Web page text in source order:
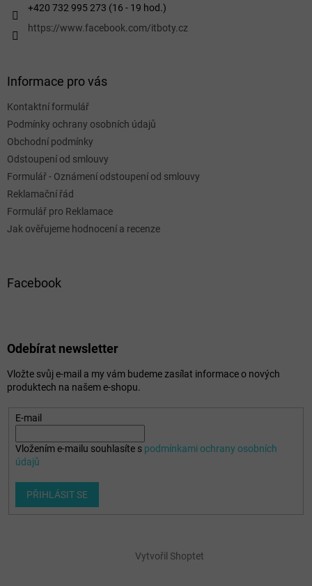
+420 732 995 273 (16 - 19 hod.)
https://www.facebook.com/itboty.cz
Informace pro vás
Kontaktní formulář
Podmínky ochrany osobních údajů
Obchodní podmínky
Odstoupení od smlouvy
Formulář - Oznámení odstoupení od smlouvy
Reklamační řád
Formulář pro Reklamace
Jak ověřujeme hodnocení a recenze
Facebook
Odebírat newsletter
Vložte svůj e-mail a my vám budeme zasílat informace o nových
produktech na našem e-shopu.
E-mail
Vložením e-mailu souhlasíte s podmínkami ochrany osobních
údajů
PŘIHLÁSIT SE
Vytvořil Shoptet